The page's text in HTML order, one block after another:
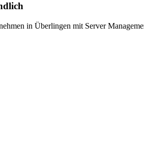
in Überlingen mit Server